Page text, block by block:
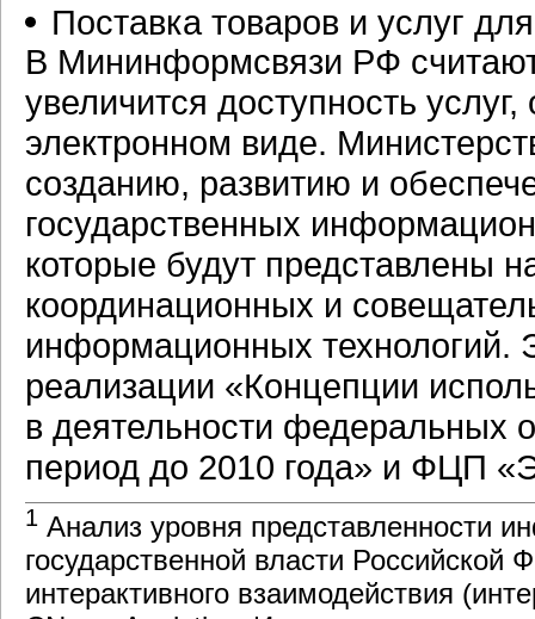
Поставка товаров и услуг
В Мининформсвязи РФ
увеличится доступность
электронном виде.
созданию, развитию и
государственных
которые будут представлены
координационных и
информационных технологий.
реализации «Концепции
в деятельности федеральных
период до 2010 года» и ФЦП
1 Анализ уровня представленности
государственной власти
интерактивного взаимодействия